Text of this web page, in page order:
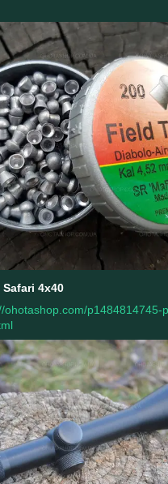
4x40
ohotashop.com/p1484814745-